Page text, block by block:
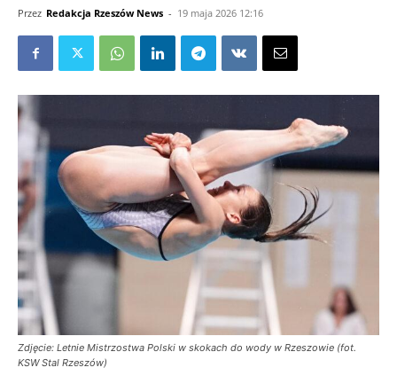
Przez Redakcja Rzeszów News - 19 maja 2026 12:16
Zdjęcie: Letnie Mistrzostwa Polski w skokach do wody w Rzeszowie (fot.
KSW Stal Rzeszów)